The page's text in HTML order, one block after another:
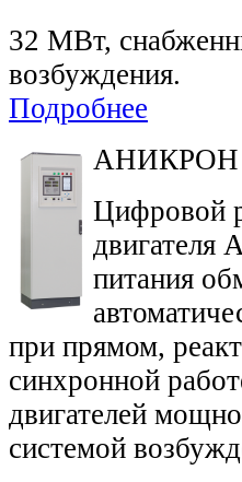
32 МВт,
возбуждения.
Подробнее
АНИКРОН
Цифровой
питания
при прямом,
синхронной
двигателей
системой